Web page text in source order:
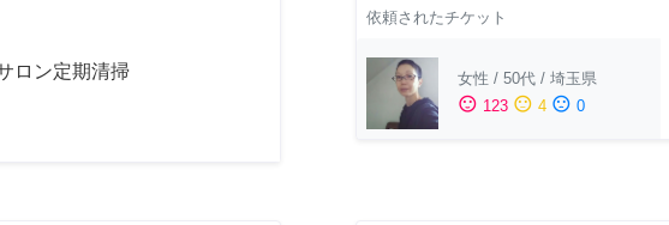
ロン定期清掃
依頼されたチケット
女性 / 50代 / 埼玉県
sentiment_satisfied 123 sentiment_neutral 4 sentiment_dissatisfied 0